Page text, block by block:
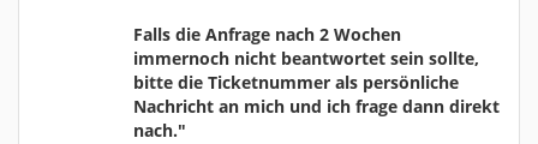
Falls die Anfrage nach 2 Wochen
immernoch nicht beantwortet sein sollte,
bitte die Ticketnummer als persönliche
Nachricht an mich und ich frage dann direkt
nach."